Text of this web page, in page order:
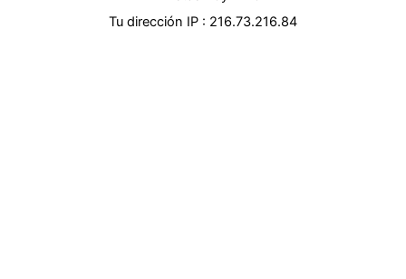
Tu dirección IP : 216.73.216.84